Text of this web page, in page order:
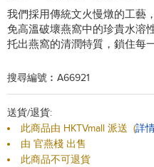
我們採用傳統文火慢燉的工藝
免高溫破壞燕窩中的珍貴水溶
托出燕窩的清潤特質，鎖住每
搜尋編號︰A66921
送貨/退貨:
此商品由 HKTVmall 派送 (詳
由 官燕棧 出售
此商品不可退貨